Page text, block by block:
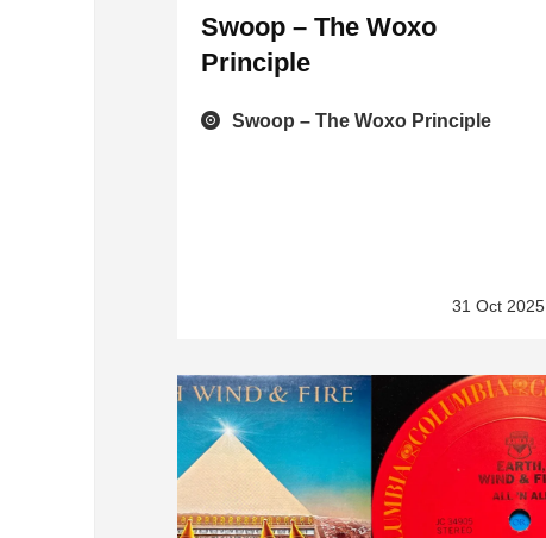
Swoop – The Woxo
Principle
Swoop – The Woxo Principle
31 Oct 2025